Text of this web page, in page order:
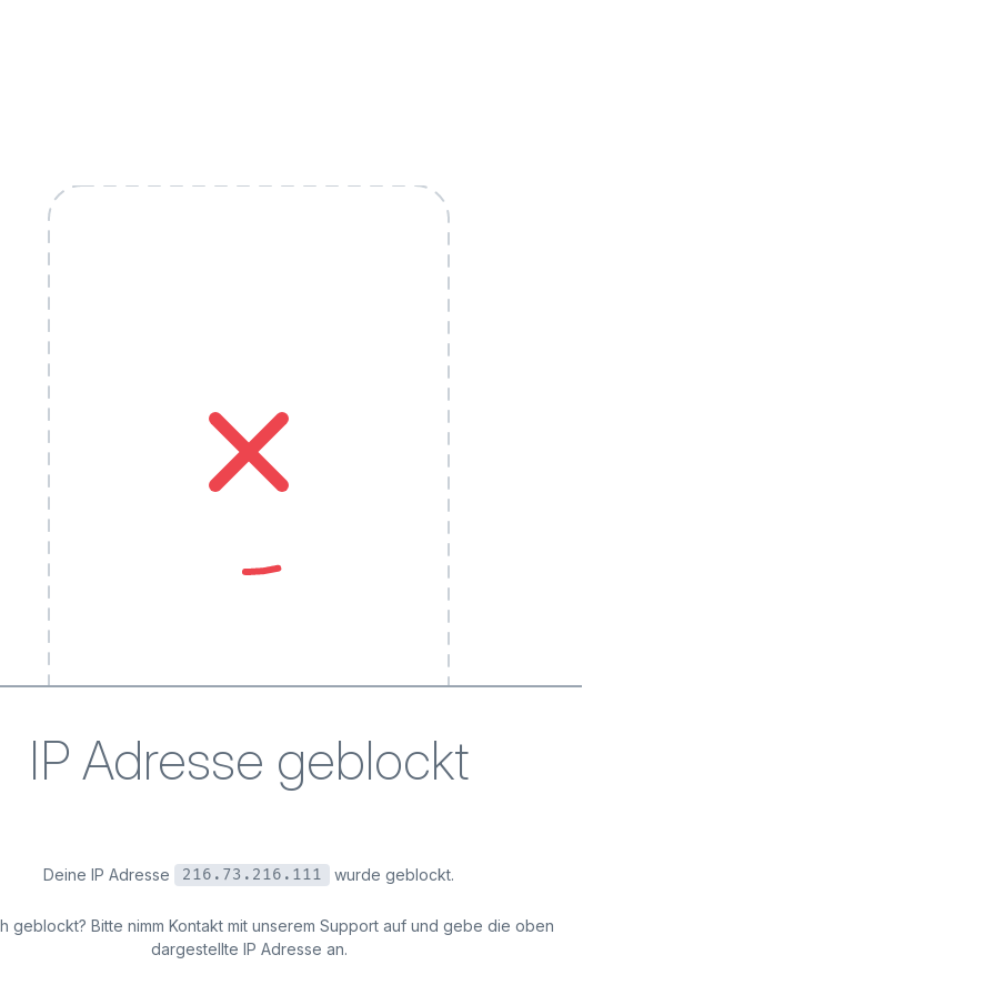
IP Adresse geblockt
Deine IP Adresse 216.73.216.111 wurde geblockt.
geblockt? Bitte nimm Kontakt mit unserem Support auf und gebe die oben
dargestellte IP Adresse an.